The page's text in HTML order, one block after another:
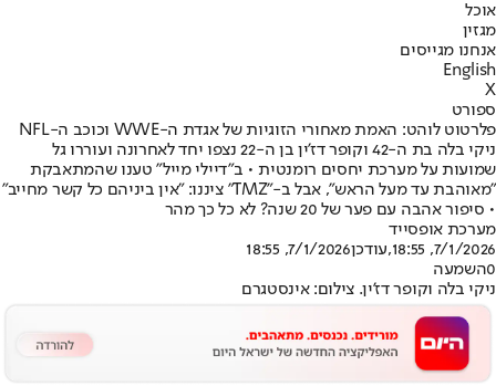
אוכל
מגזין
אנחנו מגייסים
English
X
ספורט
פלרטוט לוהט: האמת מאחורי הזוגיות של אגדת ה-WWE וכוכב ה-NFL
ניקי בלה בת ה-42 וקופר דז'ין בן ה-22 נצפו יחד לאחרונה ועוררו גל
שמועות על מערכת יחסים רומנטית • ב"דיילי מייל" טענו שהמתאבקת
"מאוהבת עד מעל הראש", אבל ב-"TMZ" ציננו: "אין ביניהם כל קשר מחייב"
• סיפור אהבה עם פער של 20 שנה? לא כל כך מהר
מערכת אופסייד
7/1/2026, 18:55
,עודכן7/1/2026, 18:55
0השמעה
ניקי בלה וקופר דז'ין. צילום: אינסטגרם